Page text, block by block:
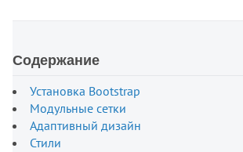
Содержание
Установка Bootstrap
Модульные сетки
Адаптивный дизайн
Стили